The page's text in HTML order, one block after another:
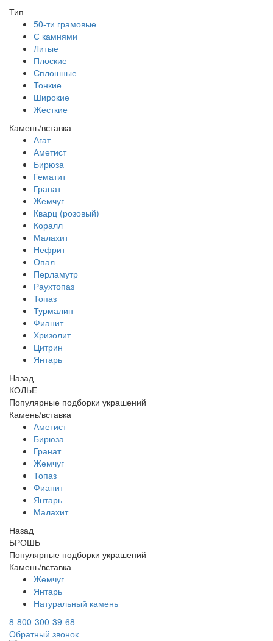
Тип
50-ти грамовые
С камнями
Литые
Плоские
Сплошные
Тонкие
Широкие
Жесткие
Камень/вставка
Агат
Аметист
Бирюза
Гематит
Гранат
Жемчуг
Кварц (розовый)
Коралл
Малахит
Нефрит
Опал
Перламутр
Раухтопаз
Топаз
Турмалин
Фианит
Хризолит
Цитрин
Янтарь
Назад
КОЛЬЕ
Популярные подборки украшений
Камень/вставка
Аметист
Бирюза
Гранат
Жемчуг
Топаз
Фианит
Янтарь
Малахит
Назад
БРОШЬ
Популярные подборки украшений
Камень/вставка
Жемчуг
Янтарь
Натуральный камень
8-800-300-39-68
Обратный звонок